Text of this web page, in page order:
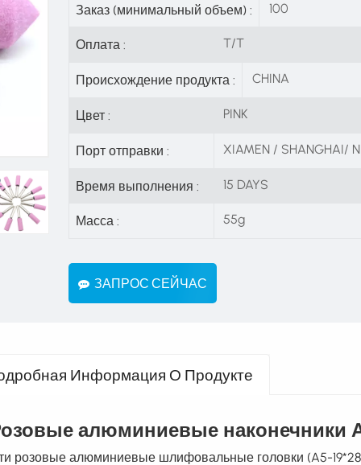
Заказ (минимальный объем) : 100
Оплата : T/T
Происхождение продукта : CHINA
Цвет : PINK
Порт отправки : XIAMEN / SHANGHAI/
Время выполнения : 15 DAYS
Масса : 55g
ЗАПРОС СЕЙЧАС
Информация О Продукте
алюминиевые наконечники
розовые алюминиевые шлифовальные головки (A5-